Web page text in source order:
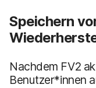
Speichern
Nachdem FV2
Benutzer*innen